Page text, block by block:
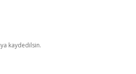
kaydedilsin.